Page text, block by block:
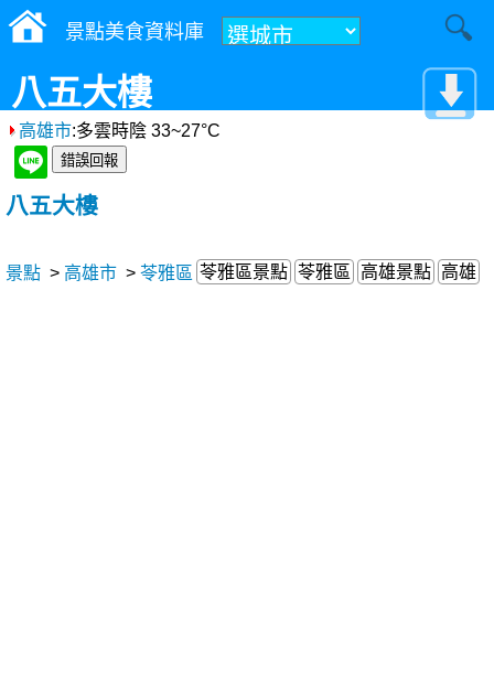
景點美食資料庫
八五大樓
高雄市:多雲時陰 33~27°C
八五大樓
景點 > 高雄市 > 苓雅區 苓雅區景點 苓雅區 高雄景點 高雄